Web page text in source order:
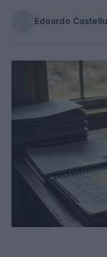
Edoardo